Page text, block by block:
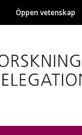
Öppen vetenskap